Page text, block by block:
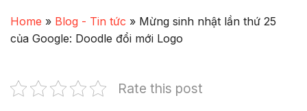
Home » Blog - Tin tức » Mừng sinh nhật lần thứ 25
của Google: Doodle đổi mới Logo
Rate this post